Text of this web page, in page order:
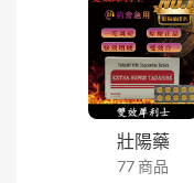
壯陽藥
77 商品